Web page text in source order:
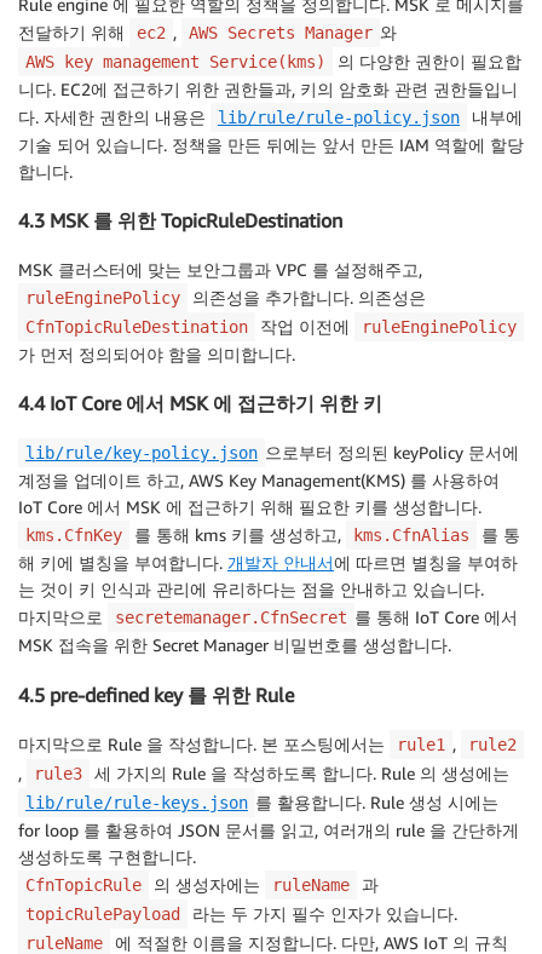
전달하기 위해
ec2 , AWS Secrets Manager 와
AWS key management Service(kms)
의 다양한 권한이 필요합
니다. EC2에 접근하기 위한 권한들과, 키의 암호화 관련 권한들입니
다. 자세한 권한의 내용은
lib/rule/rule-policy.json
내부에
기술 되어 있습니다. 정책을 만든 뒤에는 앞서 만든 IAM 역할에 할당
합니다.
4.3 MSK 를 위한 TopicRuleDestination
MSK 클러스터에 맞는 보안그룹과 VPC 를 설정해주고,
ruleEnginePolicy 의존성을 추가합니다. 의존성은
CfnTopicRuleDestination 작업 이전에 ruleEnginePolicy
가 먼저 정의되어야 함을 의미합니다.
4.4 IoT Core 에서 MSK 에 접근하기 위한 키
lib/rule/key-policy.json 으로부터 정의된 keyPolicy 문서에
계정을 업데이트 하고, AWS Key Management(KMS) 를 사용하여
IoT Core 에서 MSK 에 접근하기 위해 필요한 키를 생성합니다.
kms.CfnKey 를 통해 kms 키를 생성하고, kms.CfnAlias
를 통
해 키에 별칭을 부여합니다. 개발자 안내서에 따르면 별칭을 부여하
는 것이 키 인식과 관리에 유리하다는 점을 안내하고 있습니다.
마지막으로
secretemanager.CfnSecret 를 통해 IoT Core 에서
MSK 접속을 위한 Secret Manager 비밀번호를 생성합니다.
4.5 pre-defined key 를 위한 Rule
마지막으로 Rule 을 작성합니다. 본 포스팅에서는 rule1 , rule2
, rule3 세 가지의 Rule 을 작성하도록 합니다. Rule 의 생성에는
lib/rule/rule-keys.json 를 활용합니다. Rule 생성 시에는
for loop 를 활용하여 JSON 문서를 읽고, 여러개의 rule 을 간단하게
생성하도록 구현합니다.
CfnTopicRule 의 생성자에는 ruleName 과
topicRulePayload 라는 두 가지 필수 인자가 있습니다.
ruleName
에 적절한 이름을 지정합니다. 다만, AWS IoT 의 규칙